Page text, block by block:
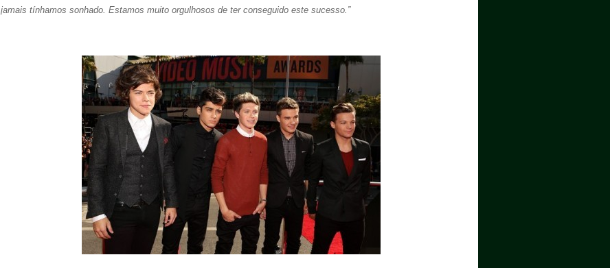
jamais tínhamos sonhado. Estamos muito orgulhosos de ter conseguido este sucesso.”